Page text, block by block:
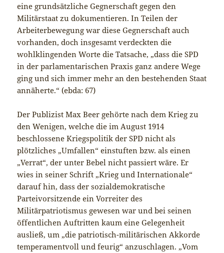
eine grundsätzliche Gegnerschaft gegen den
Militärstaat zu dokumentieren. In Teilen der
Arbeiterbewegung war diese Gegnerschaft auch
vorhanden, doch insgesamt verdeckten die
wohlklingenden Worte die Tatsache, „dass die SPD
in der parlamentarischen Praxis ganz andere Wege
ging und sich immer mehr an den bestehenden Staat
annäherte.“ (ebda: 67)
Der Publizist Max Beer gehörte nach dem Krieg zu
den Wenigen, welche die im August 1914
beschlossene Kriegspolitik der SPD nicht als
plötzliches „Umfallen“ einstuften bzw. als einen
„Verrat“, der unter Bebel nicht passiert wäre. Er
wies in seiner Schrift „Krieg und Internationale“
darauf hin, dass der sozialdemokratische
Parteivorsitzende ein Vorreiter des
Militärpatriotismus gewesen war und bei seinen
öffentlichen Auftritten kaum eine Gelegenheit
ausließ, um „die patriotisch-militärischen Akkorde
temperamentvoll und feurig“ anzuschlagen. „Vom